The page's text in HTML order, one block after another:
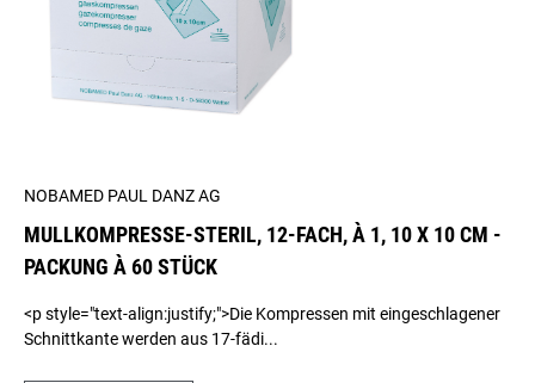
NOBAMED PAUL DANZ AG
MULLKOMPRESSE-STERIL, 12-FACH, À 1, 10 X 10 CM -
PACKUNG À 60 STÜCK
<p style="text-align:justify;">Die Kompressen mit eingeschlagener
Schnittkante werden aus 17-fädi...